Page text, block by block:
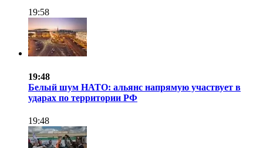
19:58
19:48
Белый шум НАТО: альянс напрямую участвует в
ударах по территории РФ
19:48